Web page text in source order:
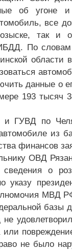
об угоне и
все
так и
По
области в
данные о
193
ГУВД по
из
финансов
ОВД
сведения о
указу
МВД
базы
или
не было